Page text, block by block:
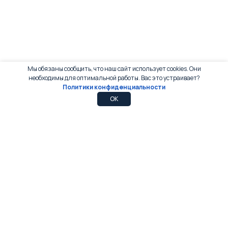
Мы обязаны сообщить, что наш сайт использует cookies. Они
необходимы для оптимальной работы. Вас это устраивает?
Политики конфиденциальности
OK